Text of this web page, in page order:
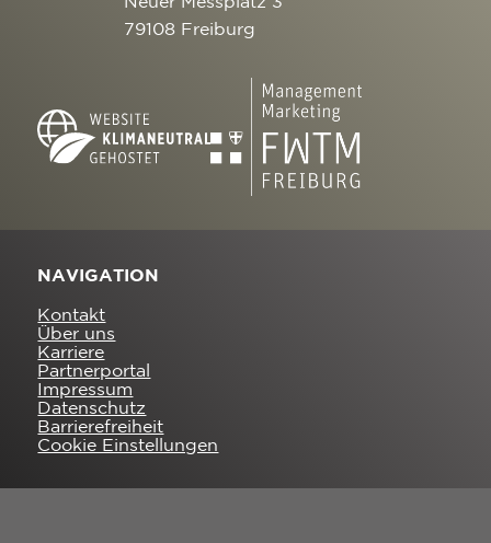
79108 Freiburg
NAVIGATION
Kontakt
Über uns
Karriere
Partnerportal
Impressum
Datenschutz
Barrierefreiheit
Cookie Einstellungen